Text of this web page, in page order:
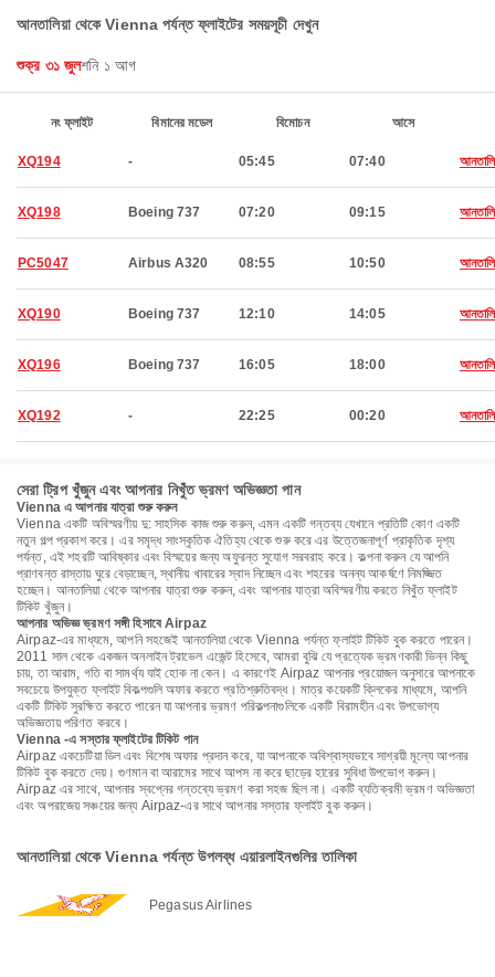
আনতালিয়া থেকে Vienna পর্যন্ত ফ্লাইটের সময়সূচী দেখুন
শুক্র ৩১ জুলশনি ১ আগ
নং ফ্লাইট বিমানের মডেল বিমোচন আসে
XQ194 - 05:45 07:40
XQ198 Boeing 737 07:20 09:15
PC5047 Airbus A320 08:55 10:50
XQ190 Boeing 737 12:10 14:05
XQ196 Boeing 737 16:05 18:00
XQ192 - 22:25 00:20
সেরা ট্রিপ খুঁজুন এবং আপনার নিখুঁত ভ্রমণ অভিজ্ঞতা পান
Vienna এ আপনার যাত্রা শুরু করুন
Vienna একটি অবিস্মরণীয় দু: সাহসিক কাজ শুরু করুন, এমন একটি গন্তব্য যেখানে প্রতিটি কোণ একটি
নতুন গল্প প্রকাশ করে। এর সমৃদ্ধ সাংস্কৃতিক ঐতিহ্য থেকে শুরু করে এর উত্তেজনাপূর্ণ প্রাকৃতিক দৃশ্য
পর্যন্ত, এই শহরটি আবিষ্কার এবং বিস্ময়ের জন্য অফুরন্ত সুযোগ সরবরাহ করে। কল্পনা করুন যে আপনি
প্রাণবন্ত রাস্তায় ঘুরে বেড়াচ্ছেন, স্থানীয় খাবারের স্বাদ নিচ্ছেন এবং শহরের অনন্য আকর্ষণে নিমজ্জিত
হচ্ছেন। আনতালিয়া থেকে আপনার যাত্রা শুরু করুন, এবং আপনার যাত্রা অবিস্মরণীয় করতে নিখুঁত ফ্লাইট
টিকিট খুঁজুন।
আপনার অভিজ্ঞ ভ্রমণ সঙ্গী হিসাবে Airpaz
Airpaz-এর মাধ্যমে, আপনি সহজেই আনতালিয়া থেকে Vienna পর্যন্ত ফ্লাইট টিকিট বুক করতে পারেন।
2011 সাল থেকে একজন অনলাইন ট্রাভেল এজেন্ট হিসেবে, আমরা বুঝি যে প্রত্যেক ভ্রমণকারী ভিন্ন কিছু
চায়, তা আরাম, গতি বা সামর্থ্য যাই হোক না কেন। এ কারণেই Airpaz আপনার প্রয়োজন অনুসারে আপনাকে
সবচেয়ে উপযুক্ত ফ্লাইট বিকল্পগুলি অফার করতে প্রতিশ্রুতিবদ্ধ। মাত্র কয়েকটি ক্লিকের মাধ্যমে, আপনি
একটি টিকিট সুরক্ষিত করতে পারেন যা আপনার ভ্রমণ পরিকল্পনাগুলিকে একটি বিরামহীন এবং উপভোগ্য
অভিজ্ঞতায় পরিণত করবে।
Vienna -এ সস্তার ফ্লাইটের টিকিট পান
Airpaz একচেটিয়া ডিল এবং বিশেষ অফার প্রদান করে, যা আপনাকে অবিশ্বাস্যভাবে সাশ্রয়ী মূল্যে আপনার
টিকিট বুক করতে দেয়। গুণমান বা আরামের সাথে আপস না করে ছাড়ের হারের সুবিধা উপভোগ করুন।
Airpaz এর সাথে, আপনার স্বপ্নের গন্তব্যে ভ্রমণ করা সহজ ছিল না। একটি ব্যতিক্রমী ভ্রমণ অভিজ্ঞতা
এবং অপরাজেয় সঞ্চয়ের জন্য Airpaz-এর সাথে আপনার সস্তার ফ্লাইট বুক করুন।
আনতালিয়া থেকে Vienna পর্যন্ত উপলব্ধ এয়ারলাইনগুলির তালিকা
Pegasus Airlines